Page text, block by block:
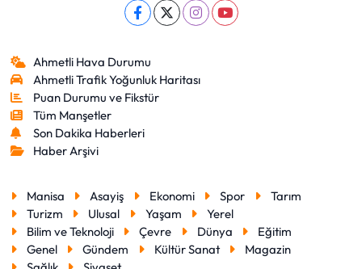
Ahmetli Hava Durumu
Ahmetli Trafik Yoğunluk Haritası
Puan Durumu ve Fikstür
Tüm Manşetler
Son Dakika Haberleri
Haber Arşivi
Manisa Asayiş Ekonomi Spor
Tarım
Turizm
Ulusal Yaşam
Yerel
Bilim ve Teknoloji
Çevre Dünya
Eğitim
Genel
Gündem Kültür Sanat
Magazin